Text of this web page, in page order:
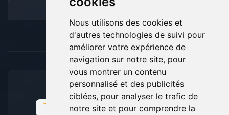
Nous utilisons des cookies et
d'autres technologies de suivi pour
améliorer votre expérience de
navigation sur notre site, pour
vous montrer un contenu
personnalisé et des publicités
ciblées, pour analyser le trafic de
notre site et pour comprendre la
Forum
MOYENS DE PAIEMENT ACCEPTÉS